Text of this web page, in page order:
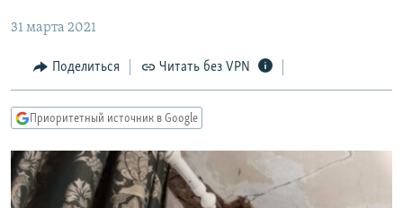
Вернутся
Вернутся
поиску
МНЕНИЯ
КУЛЬТУРА
КАВКАЗ.РЕАЛИИ
СЕВЕР.РЕАЛИИ
СИБИРЬ.РЕАЛИИ
31 марта 2021
Поделиться Читать без VPN
Приоритетный источник в Google